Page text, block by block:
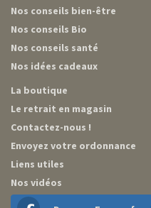
Nos conseils bien-être
Nos conseils Bio
Nos conseils santé
Nos idées cadeaux
La boutique
Le retrait en magasin
Contactez-nous !
Envoyez votre ordonnance
Liens utiles
Nos vidéos